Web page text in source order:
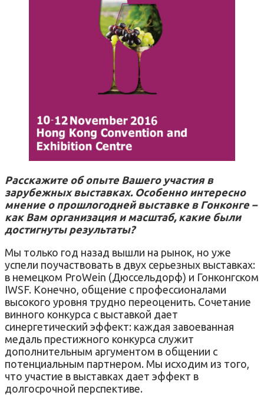
Расскажите об опыте Вашего участия в
зарубежных выставках. Особенно интересно
мнение о прошлогодней выставке в Гонконге –
как Вам организация и масштаб, какие были
достигнуты результаты?
Мы только год назад вышли на рынок, но уже
успели поучаствовать в двух серьезных выставках:
в немецком ProWein (Дюссельдорф) и Гонконгском
IWSF. Конечно, общение с профессионалами
высокого уровня трудно переоценить. Сочетание
винного конкурса с выставкой дает
синергетический эффект: каждая завоеванная
медаль престижного конкурса служит
дополнительным аргументом в общении с
потенциальным партнером. Мы исходим из того,
что участие в выставках дает эффект в
долгосрочной перспективе.